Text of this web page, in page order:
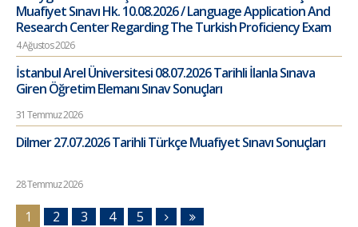
Muafiyet Sınavı Hk. 10.08.2026 / Language Application And
Research Center Regarding The Turkish Proficiency Exam
4 Ağustos 2026
İstanbul Arel Üniversitesi 08.07.2026 Tarihli İlanla Sınava
Giren Öğretim Elemanı Sınav Sonuçları
31 Temmuz 2026
Dilmer 27.07.2026 Tarihli Türkçe Muafiyet Sınavı Sonuçları
28 Temmuz 2026
1 2 3 4 5